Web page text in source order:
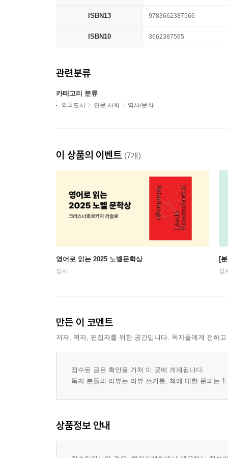
ISBN13 9783662387566
ISBN10 3662387565
관련분류
카테고리 분류
외국도서 인문 사회 역사/문화
이 상품의 이벤트 (7개)
영어로 읽는 2025 노벨문학상
상시
[
상
만든 이 코멘트
저자, 역자, 편집자를 위한 공간입니다. 독자들에게 전하
접수된 글은 확인을 거쳐 이 곳에 게재됩니다.
독자 분들의 리뷰는 리뷰 쓰기를, 책에 대한 문의는
상품정보 안내